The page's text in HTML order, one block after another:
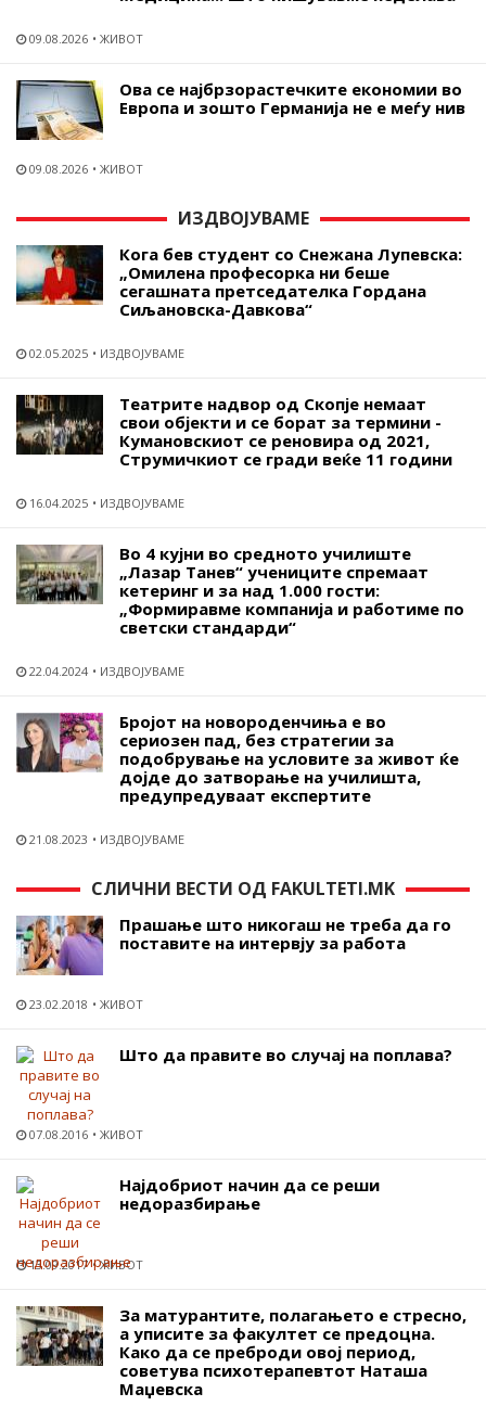
09.08.2026 ЖИВОТ
Ова се најбрзорастечките економии во
Европа и зошто Германија не е меѓу нив
09.08.2026 ЖИВОТ
ИЗДВОЈУВАМЕ
Кога бев студент со Снежана Лупевска:
„Омилена професорка ни беше
сегашната претседателка Гордана
Сиљановска-Давкова“
02.05.2025 ИЗДВОЈУВАМЕ
Театрите надвор од Скопје немаат
свои објекти и се борат за термини -
Кумановскиот се реновира од 2021,
Струмичкиот се гради веќе 11 години
16.04.2025 ИЗДВОЈУВАМЕ
Во 4 кујни во средното училиште
„Лазар Танев“ учениците спремаат
кетеринг и за над 1.000 гости:
„Формиравме компанија и работиме по
светски стандарди“
22.04.2024 ИЗДВОЈУВАМЕ
Бројот на новороденчиња е во
сериозен пад, без стратегии за
подобрување на условите за живот ќе
дојде до затворање на училишта,
предупредуваат експертите
21.08.2023 ИЗДВОЈУВАМЕ
СЛИЧНИ ВЕСТИ ОД FAKULTETI.MK
Прашање што никогаш не треба да го
поставите на интервју за работа
23.02.2018 ЖИВОТ
Што да правите во случај на поплава?
07.08.2016 ЖИВОТ
Најдобриот начин да се реши
недоразбирање
13.09.2017 ЖИВОТ
За матурантите, полагањето е стресно,
а уписите за факултет се предоцна.
Како да се преброди овој период,
советува психотерапевтот Наташа
Маџевска